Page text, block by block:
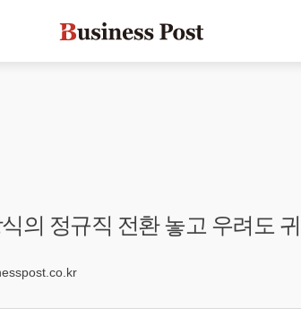
의 정규직 전환 놓고 우려도